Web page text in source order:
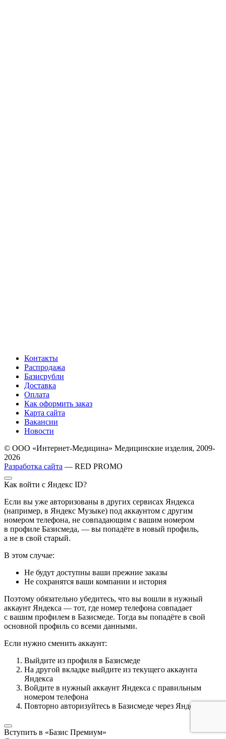
Контакты
Распродажа
Базисрубли
Доставка
Оплата
Как оформить заказ
Карта сайта
Вакансии
Новости
© ООО «Интернет-Медицина» Медицинские изделия, 2009-
2026
Разработка сайта — RED PROMO
Как войти с Яндекс ID?
Если вы уже авторизованы в других сервисах Яндекса
(например, в Яндекс Музыке) под аккаунтом с другим
номером телефона, не совпадающим с вашим номером
в профиле Базисмеда, — вы попадёте в новый профиль,
а не в свой старый.
В этом случае:
Не будут доступны ваши прежние заказы
Не сохранятся ваши компании и история
Поэтому обязательно убедитесь, что вы вошли в нужный
аккаунт Яндекса — тот, где номер телефона совпадает
с вашим профилем в Базисмеде. Тогда вы попадёте в свой
основной профиль со всеми данными.
Если нужно сменить аккаунт:
Выйдите из профиля в Базисмеде
На другой вкладке выйдите из текущего аккаунта
Яндекса
Войдите в нужный аккаунт Яндекса с правильным
номером телефона
Повторно авторизуйтесь в Базисмеде через Яндекс ID
Вступить в «Базис Премиум»